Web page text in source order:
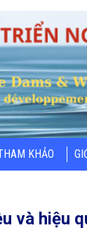
KHẢO
và hiệu